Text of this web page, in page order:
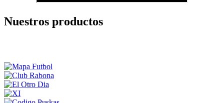
Nuestros productos